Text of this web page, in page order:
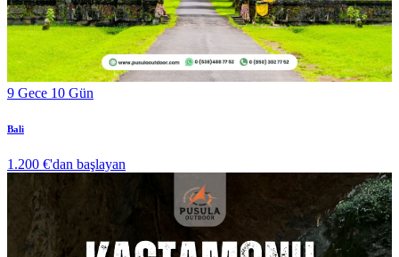
9 Gece 10 Gün
Bali
1.200 €'dan başlayan